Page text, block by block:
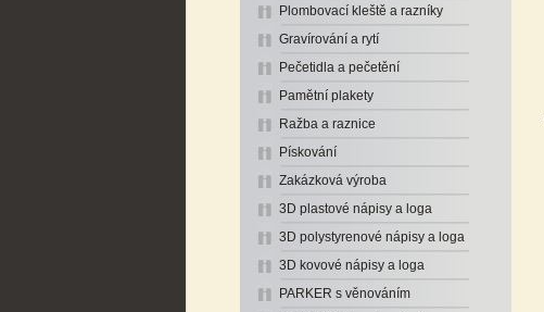
Plombovací kleště a razníky
Gravírování a rytí
Pečetidla a pečetění
Pamětní plakety
Ražba a raznice
Pískování
Zakázková výroba
3D plastové nápisy a loga
3D polystyrenové nápisy a loga
3D kovové nápisy a loga
PARKER s věnováním